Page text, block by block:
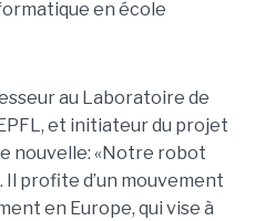
en école
au Laboratoire de
et initiateur du projet
nouvelle: «Notre robot
profite d’un mouvement
en Europe, qui vise à